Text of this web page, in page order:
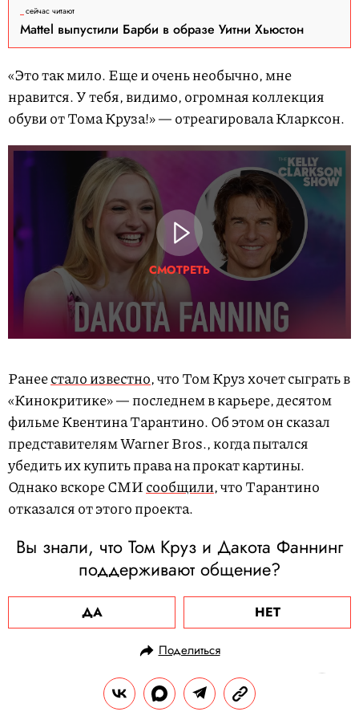
сейчас читают
Mattel выпустили Барби в образе Уитни Хьюстон
«Это так мило. Еще и очень необычно, мне
нравится. У тебя, видимо, огромная коллекция
обуви от Тома Круза!» — отреагировала Кларксон.
СМОТРЕТЬ
Ранеестало известно, что Том Круз хочет сыграть в
«Кинокритике» — последнем в карьере, десятом
фильме Квентина Тарантино. Об этом он сказал
представителям Warner Bros., когда пытался
убедить их купить права на прокат картины.
Однако вскоре СМИсообщили, что Тарантино
отказался от этого проекта.
Вы знали, что Том Круз и Дакота Фаннинг
поддерживают общение?
ДА НЕТ
Поделиться